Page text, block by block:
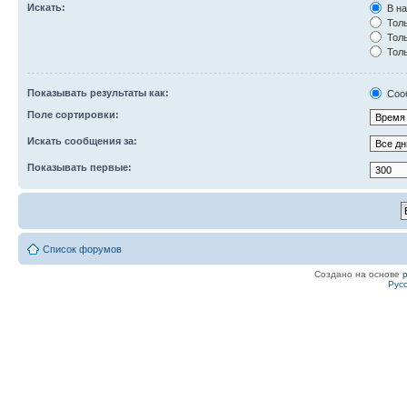
Искать:
В
Показывать результаты как:
Поле сортировки:
Искать сообщения за:
Показывать первые:
Список форумов
Создано на основе